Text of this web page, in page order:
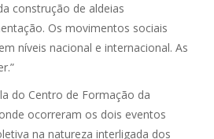
construção de aldeias
Os movimentos sociais
níveis nacional e internacional. As
do Centro de Formação da
ocorreram os dois eventos
na natureza interligada dos